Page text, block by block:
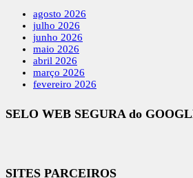
agosto 2026
julho 2026
junho 2026
maio 2026
abril 2026
março 2026
fevereiro 2026
SELO WEB SEGURA do
SITES PARCEIROS